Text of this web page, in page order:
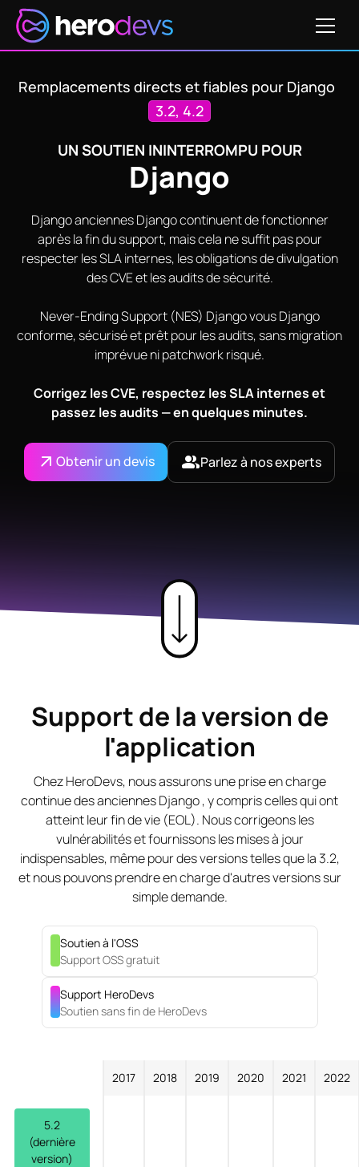
Remplacements directs et fiables pour Django
3.2, 4.2
UN SOUTIEN ININTERROMPU POUR
Django
Django anciennes Django continuent de fonctionner
après la fin du support, mais cela ne suffit pas pour
respecter les SLA internes, les obligations de divulgation
des CVE et les audits de sécurité.
Never-Ending Support (NES) Django vous Django
conforme, sécurisé et prêt pour les audits, sans migration
imprévue ni patchwork risqué.
Corrigez les CVE, respectez les SLA internes et
passez les audits — en quelques minutes.
Obtenir un devis Parlez à nos experts
Obtenir un devis
Support de la version de
l'application
Chez HeroDevs, nous assurons une prise en charge
continue des anciennes Django , y compris celles qui ont
atteint leur fin de vie (EOL). Nous corrigeons les
vulnérabilités et fournissons les mises à jour
indispensables, même pour des versions telles que la 3.2,
et nous pouvons prendre en charge d'autres versions sur
simple demande.
Soutien à l'OSS
Support OSS gratuit
Support HeroDevs
Soutien sans fin de HeroDevs
2017 2018 2019 2020 2021 2022
5.2
(dernière
version)